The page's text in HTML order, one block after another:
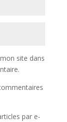
site dans
par e-